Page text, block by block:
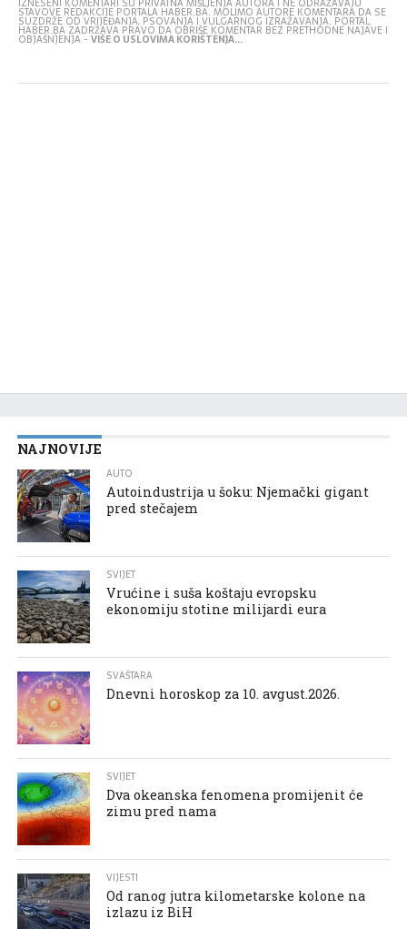
IZNESENI KOMENTARI SU PRIVATNA MIŠLJENJA AUTORA I NE ODRAŽAVAJU
STAVOVE REDAKCIJE PORTALA HABER.BA. MOLIMO AUTORE KOMENTARA DA SE
SUZDRŽE OD VRIJEĐANJA, PSOVANJA I VULGARNOG IZRAŽAVANJA. PORTAL
HABER.BA ZADRŽAVA PRAVO DA OBRIŠE KOMENTAR BEZ PRETHODNE NAJAVE I
OBJAŠNJENJA -VIŠE O USLOVIMA KORIŠTENJA...
NAJNOVIJE
AUTO
Autoindustrija u šoku: Njemački gigant
pred stečajem
SVIJET
Vrućine i suša koštaju evropsku
ekonomiju stotine milijardi eura
SVAŠTARA
Dnevni horoskop za 10. avgust.2026.
SVIJET
Dva okeanska fenomena promijenit će
zimu pred nama
VIJESTI
Od ranog jutra kilometarske kolone na
izlazu iz BiH